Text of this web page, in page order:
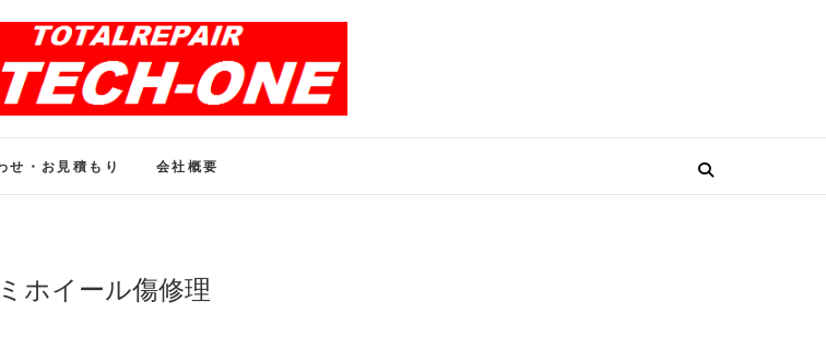
理のトータルリペアテックワン
せ・お見積もり 会社概要
ホイール傷修理